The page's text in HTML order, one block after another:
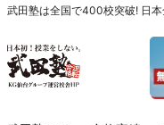
武田塾は全国で400校突破! 日